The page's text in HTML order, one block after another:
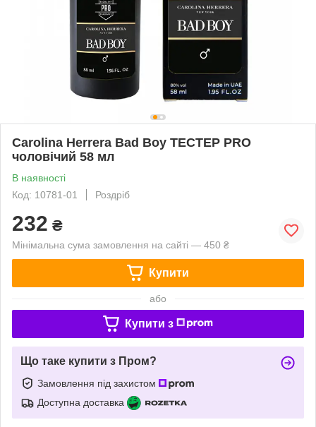
Carolina Herrera Bad Boy ТЕСТЕР PRO
чоловічий 58 мл
В наявності
Код: 10781-01
Роздріб
232 ₴
Мінімальна сума замовлення на сайті — 450 ₴
Купити
або
Купити з
Що таке купити з Пром?
Замовлення під захистом
Доступна доставка